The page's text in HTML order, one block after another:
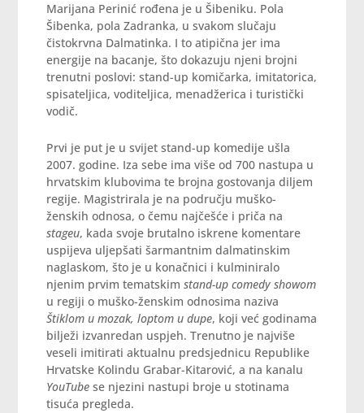
Marijana Perinić rođena je u Šibeniku. Pola
Šibenka, pola Zadranka, u svakom slučaju
čistokrvna Dalmatinka. I to atipična jer ima
energije na bacanje, što dokazuju njeni brojni
trenutni poslovi: stand-up komičarka, imitatorica,
spisateljica, voditeljica, menadžerica i turistički
vodič.
Prvi je put je u svijet stand-up komedije ušla
2007. godine. Iza sebe ima više od 700 nastupa u
hrvatskim klubovima te brojna gostovanja diljem
regije. Magistrirala je na području muško-
ženskih odnosa, o čemu najčešće i priča na
stageu, kada svoje brutalno iskrene komentare
uspijeva uljepšati šarmantnim dalmatinskim
naglaskom, što je u konačnici i kulminiralo
njenim prvim tematskimstand-up comedy showom
u regiji o muško-ženskim odnosima naziva
Štiklom u mozak, loptom u dupe, koji već godinama
bilježi izvanredan uspjeh. Trenutno je najviše
veseli imitirati aktualnu predsjednicu Republike
Hrvatske Kolindu Grabar-Kitarović, a na kanalu
YouTube se njezini nastupi broje u stotinama
tisuća pregleda.